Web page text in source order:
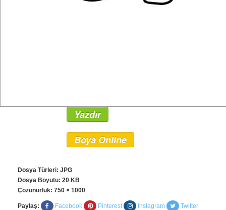
Yazdır
Boya Online
Dosya Türleri: JPG
Dosya Boyutu: 20 KB
Çözünürlük: 750 × 1000
Paylaş: Facebook Pinterest Instagram Twitter